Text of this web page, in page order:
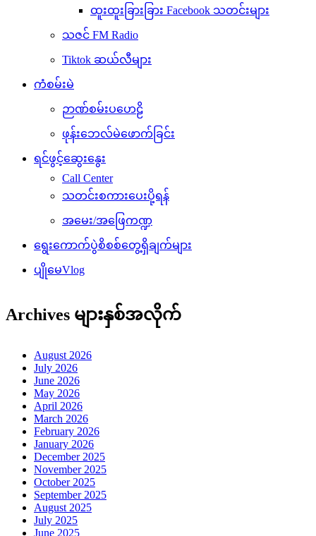
ထူးထူးခြားခြား Facebook သတင်းများ
သဇင် FM Radio
Tiktok ဆယ်လီများ
ကံစမ်းမဲ
ဉာဏ်စမ်းပဟေဠိ
ဖုန်းဘေလ်မဲဖောက်ခြင်း
ရင်ဖွင့်ဆွေးနွေး
Call Center
သတင်းစကားပေးပို့ရန်
အမေး/အဖြေကဏ္ဍ
ရွေးကောက်ပွဲစိစစ်တွေ့ရှိချက်များ
ပျိုမေVlog
Archives များနှစ်အလိုက်
August 2026
July 2026
June 2026
May 2026
April 2026
March 2026
February 2026
January 2026
December 2025
November 2025
October 2025
September 2025
August 2025
July 2025
June 2025